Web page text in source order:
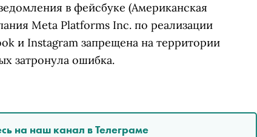
в фейсбуке (Американская
Meta Platforms Inc. по реализации
и Instagram запрещена на территории
затронула ошибка.
на наш канал в Телеграме